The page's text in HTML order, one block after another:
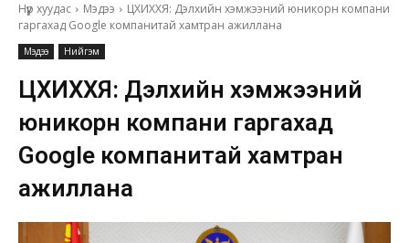
Нүүр хуудас Мэдээ
ЦХИХХЯ: Дэлхийн хэмжээний юникорн компани
гаргахад Google компанитай хамтран ажиллана
Мэдээ Нийгэм
ЦХИХХЯ: Дэлхийн хэмжээний
юникорн компани гаргахад
Google компанитай хамтран
ажиллана